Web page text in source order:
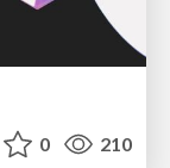
0 210